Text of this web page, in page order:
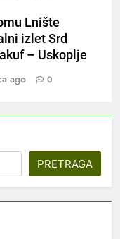
Lnište
izlet Srd
– Uskoplje
ago 0
PRETRAGA